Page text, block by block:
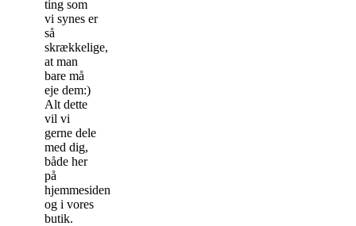
ting som
vi synes er
så
skrækkelige,
at man
bare må
eje dem:)
Alt dette
vil vi
gerne dele
med dig,
både her
på
hjemmesiden
og i vores
butik.